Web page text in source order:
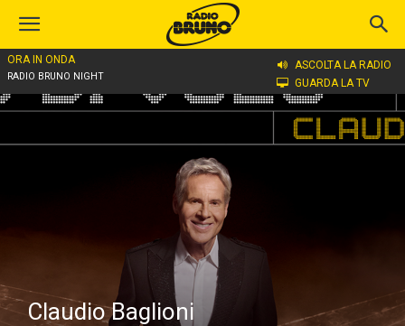
ORA IN ONDA
RADIO BRUNO NIGHT
ASCOLTA LA RADIO
GUARDA LA TV
Home
Claudio Baglioni